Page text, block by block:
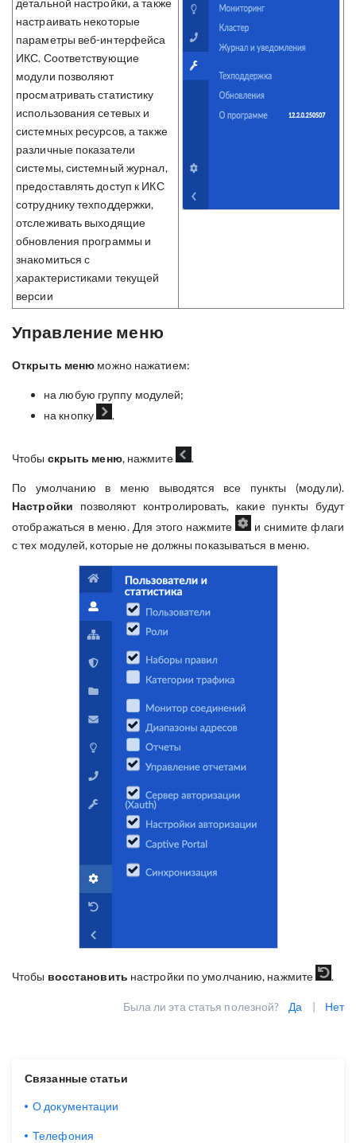
настраивать некоторые
параметры веб-интерфейса
ИКС. Соответствующие
модули позволяют
просматривать статистику
использования сетевых и
системных ресурсов, а также
различные показатели
системы, системный журнал,
предоставлять доступ к ИКС
сотруднику техподдержки,
отслеживать выходящие
обновления программы и
знакомиться с
характеристиками текущей
версии
Управление меню
Открыть меню можно нажатием:
на любую группу модулей;
на кнопку
.
Чтобы скрыть меню, нажмите .
По умолчанию в меню выводятся все пункты (модули).
Настройки позволяют контролировать, какие пункты будут
отображаться в меню. Для этого нажмите
и снимите флаги
с тех модулей, которые не должны показываться в меню.
Чтобы восстановить настройки по умолчанию, нажмите .
Была ли эта статья полезной? Да | Нет
Связанные статьи
О документации
Телефония